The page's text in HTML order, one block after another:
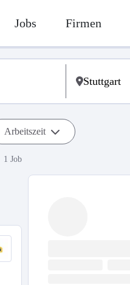
Jobs Firmen
Arbeitszeit
1 Job